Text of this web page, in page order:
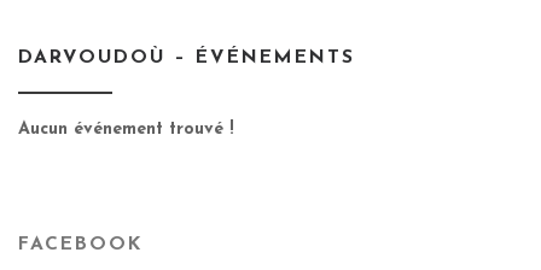
DARVOUDOÙ – ÉVÉNEMENTS
Aucun événement trouvé !
FACEBOOK